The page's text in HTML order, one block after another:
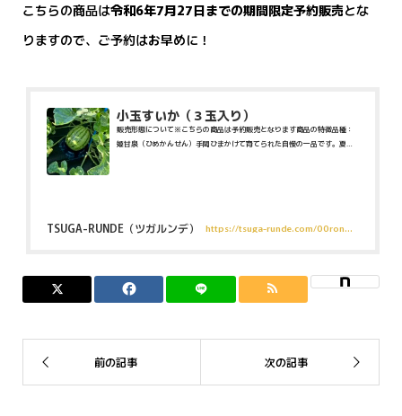
こちらの商品は令和6年7月27日までの期間限定予約販売とな
りますので、ご予約はお早めに！
小玉すいか（３玉入り）
販売形態について※こちらの商品は予約販売となります商品の特徴品種：
姫甘泉（ひめかんせん）手間ひまかけて育てられた自慢の一品です。夏の
TSUGA-RUNDE（ツガルンデ） https://tsuga-runde.com/00ron03